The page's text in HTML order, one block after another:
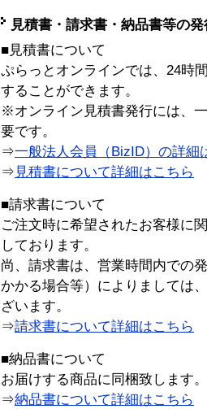
見積書・請求書・納品書等の
■見積書について
ぷらっとオンラインでは、24時
することができます。
※オンライン見積書発行には、
要です。
⇒一般法人会員（BizID）の詳細
⇒ 見積書について詳細はこちら
■請求書について
ご注文時に希望されたお客様に
しております。
尚、請求書は、営業時間内での
かかる場合等）によりましては
ざいます。
⇒請求書について詳細はこちら
■納品書について
お届けする商品に同梱致します。
⇒納品書について詳細はこちら